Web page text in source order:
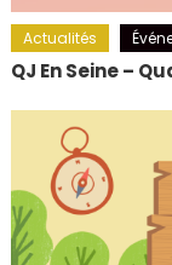
Actualités
QJ En Seine –